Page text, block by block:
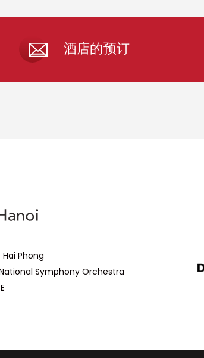
酒店的预订
Phong
Symphony Orchestra